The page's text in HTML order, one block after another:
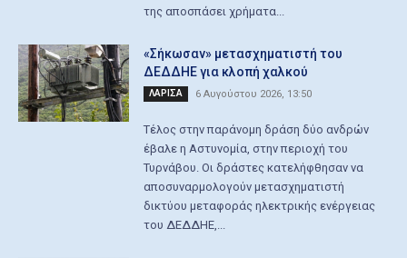
της αποσπάσει χρήματα...
«Σήκωσαν» μετασχηματιστή του
ΔΕΔΔΗΕ για κλοπή χαλκού
ΛΑΡΙΣΑ 6 Αυγούστου 2026, 13:50
Τέλος στην παράνομη δράση δύο ανδρών
έβαλε η Αστυνομία, στην περιοχή του
Τυρνάβου. Οι δράστες κατελήφθησαν να
αποσυναρμολογούν μετασχηματιστή
δικτύου μεταφοράς ηλεκτρικής ενέργειας
του ΔΕΔΔΗΕ,...